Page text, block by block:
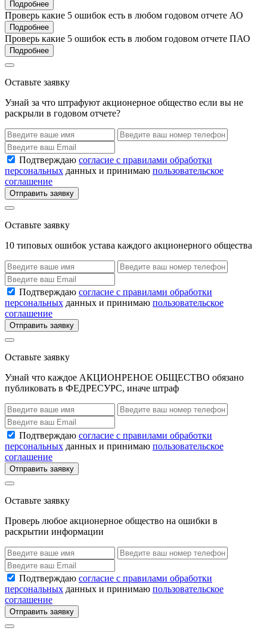
Подробнее
Проверь какие 5 ошибок есть в любом годовом отчете АО
Подробнее
Проверь какие 5 ошибок есть в любом годовом отчете ПАО
Подробнее
Оставьте заявку
Узнай за что штрафуют акционерное общество если вы не
раскрыли в годовом отчете?
Подтверждаю согласие с правилами обработки
персональных данных и принимаю пользовательское
соглашение
Отправить заявку
Оставьте заявку
10 типовых ошибок устава каждого акционерного общества
Подтверждаю согласие с правилами обработки
персональных данных и принимаю пользовательское
соглашение
Отправить заявку
Оставьте заявку
Узнай что каждое АКЦИОНРЕНОЕ ОБЩЕСТВО обязано
публиковать в ФЕДРЕСУРС, иначе штраф
Подтверждаю согласие с правилами обработки
персональных данных и принимаю пользовательское
соглашение
Отправить заявку
Оставьте заявку
Проверь любое акционерное общество на ошибки в
раскрытии информации
Подтверждаю согласие с правилами обработки
персональных данных и принимаю пользовательское
соглашение
Отправить заявку